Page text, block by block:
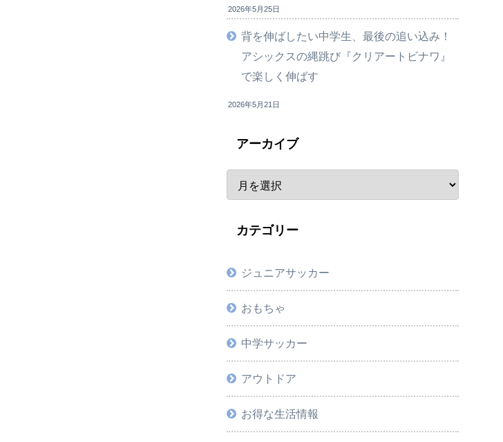
2026年5月25日
背を伸ばしたい中学生、最後の追い込み！
アシックスの縄跳び『クリアートビナワ』
で楽しく伸ばす
2026年5月21日
アーカイブ
カテゴリー
ジュニアサッカー
おもちゃ
中学サッカー
アウトドア
お得な生活情報